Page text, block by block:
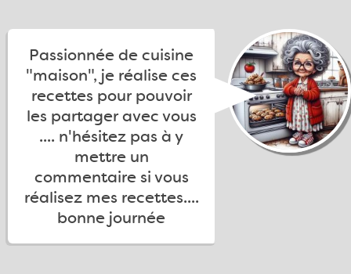
Passionnée de cuisine
"maison", je réalise ces
recettes pour pouvoir
les partager avec vous
.... n'hésitez pas à y
mettre un
commentaire si vous
réalisez mes recettes....
bonne journée